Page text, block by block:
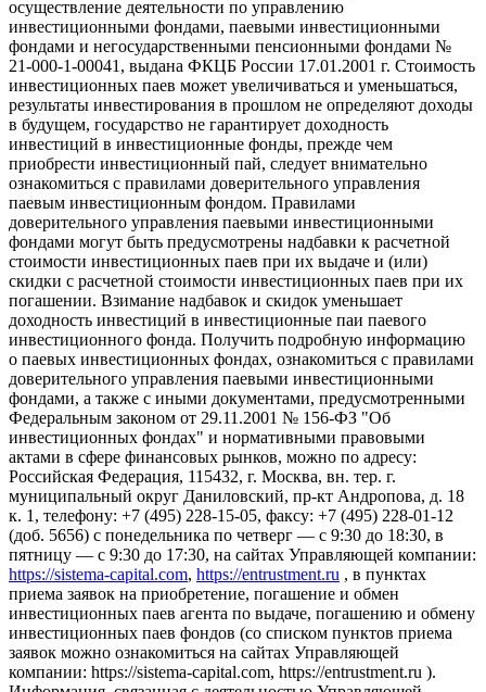
осуществление деятельности по управлению
инвестиционными фондами, паевыми инвестиционными
фондами и негосударственными пенсионными фондами №
21-000-1-00041, выдана ФКЦБ России 17.01.2001 г. Стоимость
инвестиционных паев может увеличиваться и уменьшаться,
результаты инвестирования в прошлом не определяют доходы
в будущем, государство не гарантирует доходность
инвестиций в инвестиционные фонды, прежде чем
приобрести инвестиционный пай, следует внимательно
ознакомиться с правилами доверительного управления
паевым инвестиционным фондом. Правилами
доверительного управления паевыми инвестиционными
фондами могут быть предусмотрены надбавки к расчетной
стоимости инвестиционных паев при их выдаче и (или)
скидки с расчетной стоимости инвестиционных паев при их
погашении. Взимание надбавок и скидок уменьшает
доходность инвестиций в инвестиционные паи паевого
инвестиционного фонда. Получить подробную информацию
о паевых инвестиционных фондах, ознакомиться с правилами
доверительного управления паевыми инвестиционными
фондами, а также с иными документами, предусмотренными
Федеральным законом от 29.11.2001 № 156-ФЗ "Об
инвестиционных фондах" и нормативными правовыми
актами в сфере финансовых рынков, можно по адресу:
Российская Федерация, 115432, г. Москва, вн. тер. г.
муниципальный округ Даниловский, пр-кт Андропова, д. 18
к. 1, телефону: +7 (495) 228-15-05, факсу: +7 (495) 228-01-12
(доб. 5656) с понедельника по четверг — c 9:30 до 18:30, в
пятницу — с 9:30 до 17:30, на сайтах Управляющей компании:
https://sistema-capital.com, https://entrustment.ru , в пунктах
приема заявок на приобретение, погашение и обмен
инвестиционных паев агента по выдаче, погашению и обмену
инвестиционных паев фондов (со списком пунктов приема
заявок можно ознакомиться на сайтах Управляющей
компании: https://sistema-capital.com, https://entrustment.ru ).